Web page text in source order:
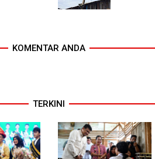
KOMENTAR ANDA
TERKINI